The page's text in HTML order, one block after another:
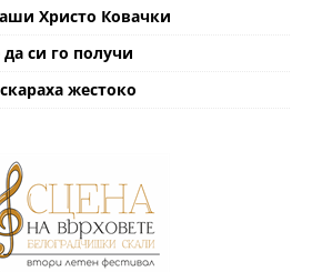
Христо Ковачки
си го получи
жестоко